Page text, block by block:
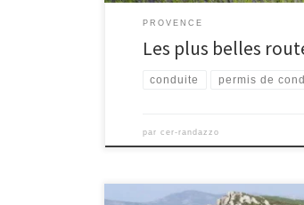
PROVENCE
Les plus belles
conduite permis de
par cer-randazzo